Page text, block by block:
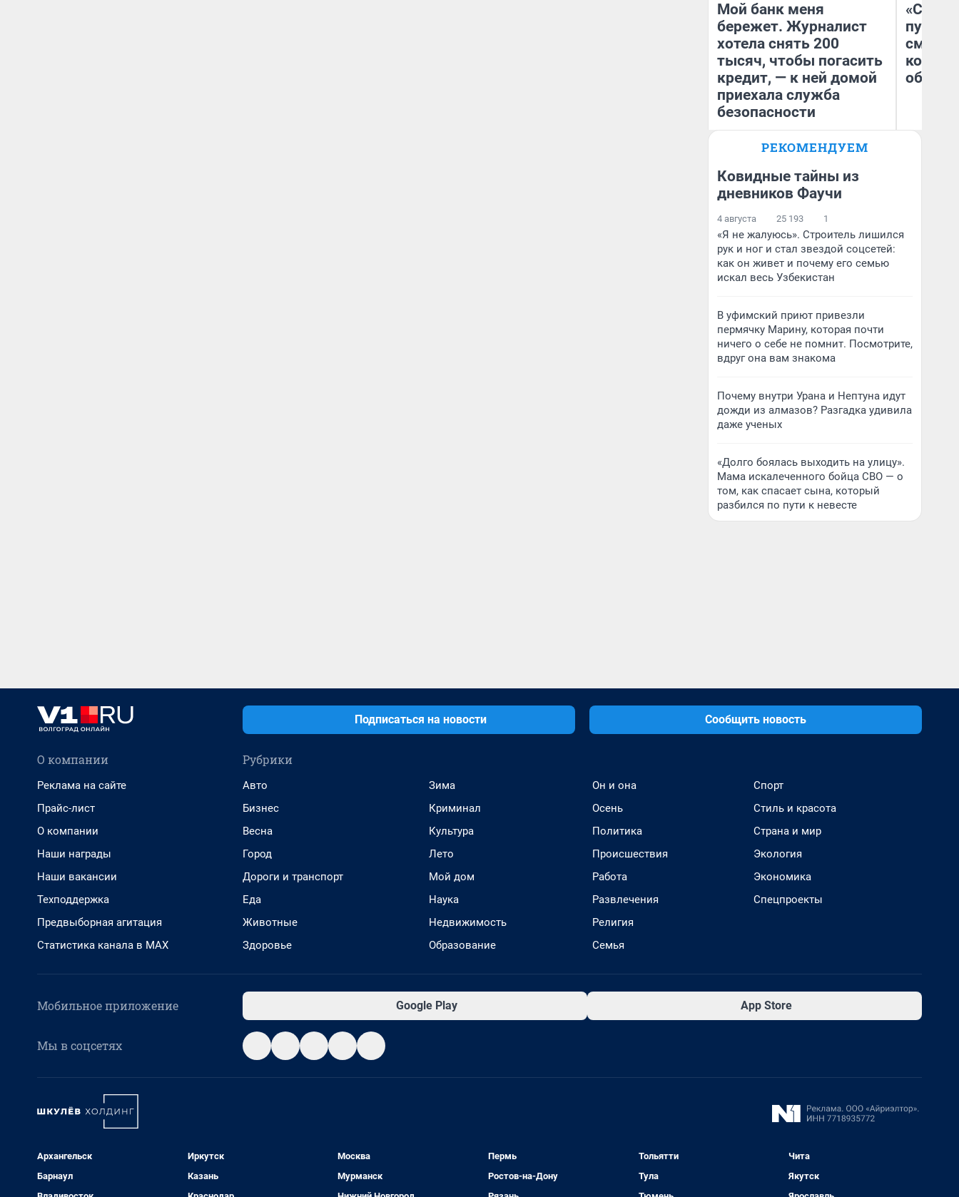
Мой банк меня
бережет. Журналист
хотела снять 200
тысяч, чтобы погасить
кредит, — к ней домой
приехала служба
безопасности
Ксения Владимирская
РЕКОМЕНДУЕМ
Ковидные тайны из
дневников Фаучи
4 августа 25 193 1
«Я не жалуюсь». Строитель лишился
рук и ног и стал звездой соцсетей:
как он живет и почему его семью
искал весь Узбекистан
В уфимский приют привезли
пермячку Марину, которая почти
ничего о себе не помнит. Посмотрите,
вдруг она вам знакома
Почему внутри Урана и Нептуна идут
дожди из алмазов? Разгадка удивила
даже ученых
«Долго боялась выходить на улицу».
Мама искалеченного бойца СВО — о
том, как спасает сына, который
разбился по пути к невесте
Подписаться на новости Сообщить новость
О компании
Реклама на сайте
Прайс-лист
О компании
Наши награды
Наши вакансии
Техподдержка
Предвыборная агитация
Статистика канала в MAX
Рубрики
Авто
Бизнес
Весна
Город
Дороги и транспорт
Еда
Животные
Здоровье
Зима
Криминал
Культура
Лето
Мой дом
Наука
Недвижимость
Образование
Он и она
Осень
Политика
Происшествия
Работа
Развлечения
Религия
Семья
Спорт
Стиль и красота
Страна и мир
Экология
Экономика
Спецпроекты
Мобильное приложение Google Play App Store
Мы в соцсетях
Архангельск
Барнаул
Иркутск
Казань
Москва
Мурманск
Пермь
Ростов-на-Дону
Тольятти
Тула
Чита
Якутск